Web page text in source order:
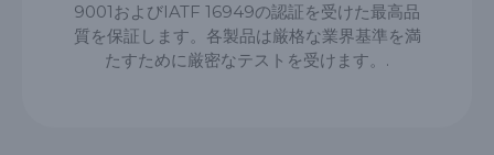
9001およびIATF 16949の認証を受けた最高品
質を保証します。各製品は厳格な業界基準を満
たすために厳密なテストを受けます。.